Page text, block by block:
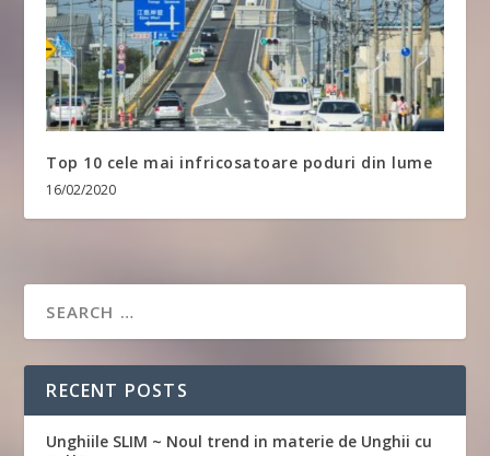
Top 10 cele mai infricosatoare poduri din lume
16/02/2020
RECENT POSTS
Unghiile SLIM ~ Noul trend in materie de Unghii cu